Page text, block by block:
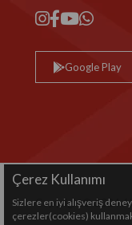
Google Play
Copyright© 2024
Çerez Kullanımı
Sizlere en iyi alışveriş
çerezler(cookies)